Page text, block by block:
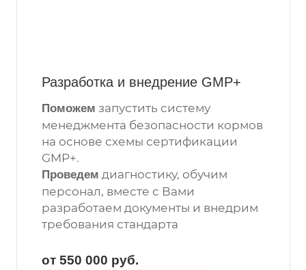
Разработка и внедрение GMP+
Поможем запустить систему
менеджмента безопасности кормов
на основе схемы сертификации
GMP+.
Проведем диагностику, обучим
персонал, вместе с Вами
разработаем документы и внедрим
требования стандарта
от 550 000 руб.